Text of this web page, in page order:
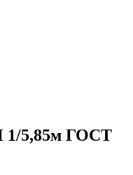
1/5,85м ГОСТ